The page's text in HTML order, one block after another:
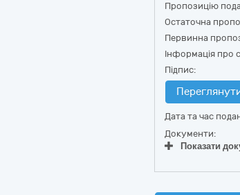
Пропозицію
Остаточна
Первинна
Інформація про
Підпис:
Дата та час
Документи:
Показати